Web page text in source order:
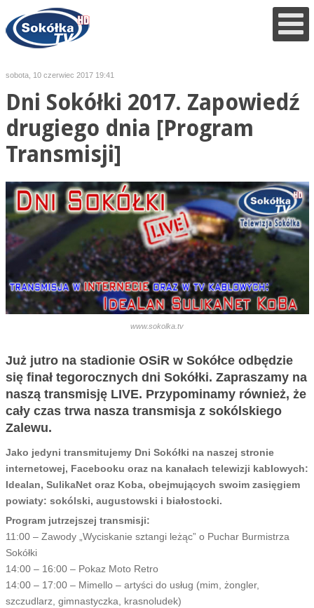
sobota, 10 czerwiec 2017 19:41
Dni Sokółki 2017. Zapowiedź
drugiego dnia [Program
Transmisji]
www.sokolka.tv
Już jutro na stadionie OSiR w Sokółce odbędzie
się finał tegorocznych dni Sokółki. Zapraszamy na
naszą transmisję LIVE. Przypominamy również, że
cały czas trwa nasza transmisja z sokólskiego
Zalewu.
Jako jedyni transmitujemy Dni Sokółki na naszej stronie
internetowej, Facebooku oraz na kanałach telewizji kablowych:
Idealan, SulikaNet oraz Koba, obejmujących swoim zasięgiem
powiaty: sokólski, augustowski i białostocki.
Program jutrzejszej transmisji:
11:00 – Zawody „Wyciskanie sztangi leżąc” o Puchar Burmistrza
Sokółki
14:00 – 16:00 – Pokaz Moto Retro
14:00 – 17:00 – Mimello – artyści do usług (mim, żongler,
szczudlarz, gimnastyczka, krasnoludek)